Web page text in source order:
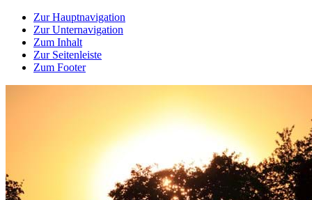
Zur Hauptnavigation
Zur Unternavigation
Zum Inhalt
Zur Seitenleiste
Zum Footer